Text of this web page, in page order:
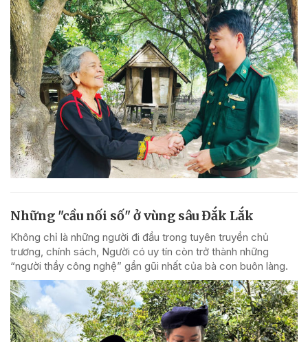
Những "cầu nối số" ở vùng sâu Đắk Lắk
Không chỉ là những người đi đầu trong tuyên truyền chủ
trương, chính sách, Người có uy tín còn trở thành những
“người thầy công nghệ” gần gũi nhất của bà con buôn làng.